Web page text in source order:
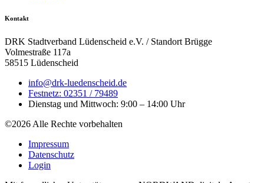
Kontakt
DRK Stadtverband Lüdenscheid e.V. / Standort Brügge
Volmestraße 117a
58515 Lüdenscheid
info@drk-luedenscheid.de
Festnetz: 02351 / 79489
Dienstag und Mittwoch: 9:00 – 14:00 Uhr
©2026 Alle Rechte vorbehalten
Impressum
Datenschutz
Login